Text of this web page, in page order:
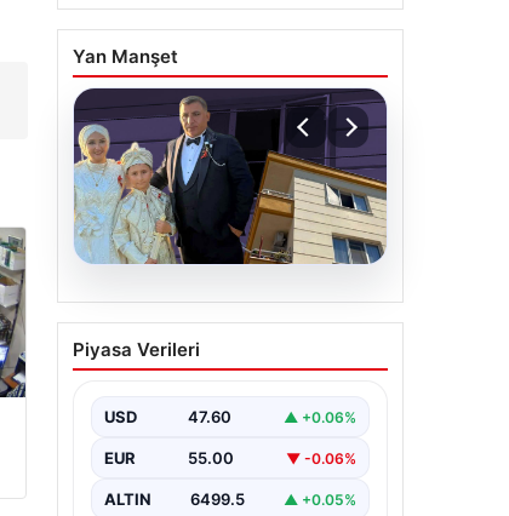
Yan Manşet
06.08.2026
Çanakkale’de böcek
ilaçlaması felakete
annesi yoğun bakımda
Piyasa Verileri
USD 47.60 ▲ +0.06%
EUR 55.00 ▼ -0.06%
ALTIN 6499.5 ▲ +0.05%